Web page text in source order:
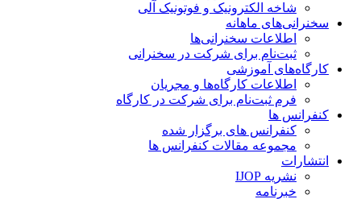
شاخه‌ الکترونیک و فوتونیک آلی
سخنرانی‌های ماهانه
اطلاعات سخنرانی‌‌ها
ثبت‌نام برای شرکت در سخنرانی
کارگاه‌های آموزشی
اطلاعات کارگاه‌ها و مجریان
فرم ثبت‌نام برای شرکت در کارگاه
کنفرانس ها
کنفرانس های برگزار شده
مجموعه مقالات کنفرانس ها
انتشارات
نشریه IJOP
خبرنامه